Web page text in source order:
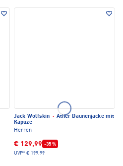
Jack Wolfskin · Ather Daunenjacke mit
Kapuze
Herren
€ 129,99 -35 %
UVP* € 199,99